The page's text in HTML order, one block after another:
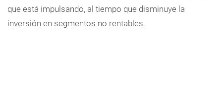
que está impulsando, al tiempo que disminuye la
inversión en segmentos no rentables.